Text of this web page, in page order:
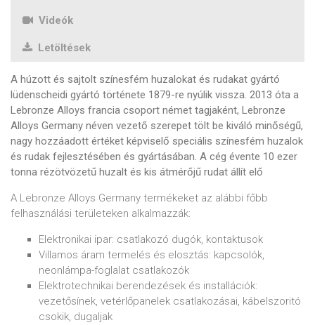
Videók
Letöltések
A húzott és sajtolt színesfém huzalokat és rudakat gyártó
lüdenscheidi gyártó története 1879-re nyúlik vissza. 2013 óta a
Lebronze Alloys francia csoport német tagjaként, Lebronze
Alloys Germany néven vezető szerepet tölt be kiváló minőségű,
nagy hozzáadott értéket képviselő speciális színesfém huzalok
és rudak fejlesztésében és gyártásában. A cég évente 10 ezer
tonna rézötvözetű huzalt és kis átmérőjű rudat állít elő
A Lebronze Alloys Germany termékeket az alábbi főbb
felhasználási területeken alkalmazzák:
Elektronikai ipar: csatlakozó dugók, kontaktusok
Villamos áram termelés és elosztás: kapcsolók,
neonlámpa-foglalat csatlakozók
Elektrotechnikai berendezések és installációk:
vezetősínek, vetérlőpanelek csatlakozásai, kábelszoritó
csokik, dugaljak